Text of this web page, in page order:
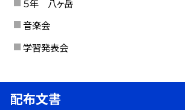
５年 八ヶ岳
音楽会
学習発表会
配布文書